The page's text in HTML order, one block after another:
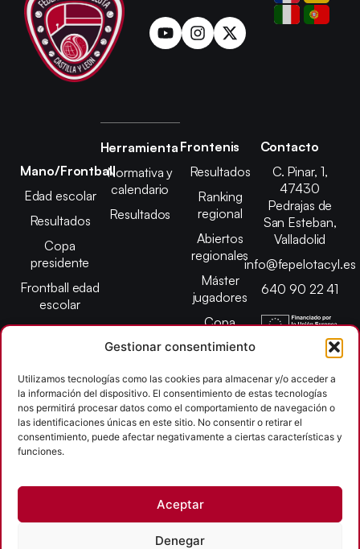
Gestionar consentimiento
Utilizamos tecnologías como las cookies para almacenar y/o acceder a
la información del dispositivo. El consentimiento de estas tecnologías
nos permitirá procesar datos como el comportamiento de navegación o
las identificaciones únicas en este sitio. No consentir o retirar el
consentimiento, puede afectar negativamente a ciertas características y
funciones.
Aceptar
Denegar
Mano/Frontball
Edad escolar
Resultados
Copa
presidente
Frontball edad
escolar
Herramienta
Normativa y
calendario
Resultados
Frontenis
Resultados
Ranking
regional
Abiertos
regionales
Máster
jugadores
Copa
presidente
escolar
Campeonato
provincial
León
Contacto
C. Pinar, 1,
47430
Pedrajas de
San Esteban,
Valladolid
info@fepelotacyl.es
640 90 22 41
Copyright © 2026
Federación Pelota Castilla y León | FePelotaCyL
| Desarrollado porTOOOLS